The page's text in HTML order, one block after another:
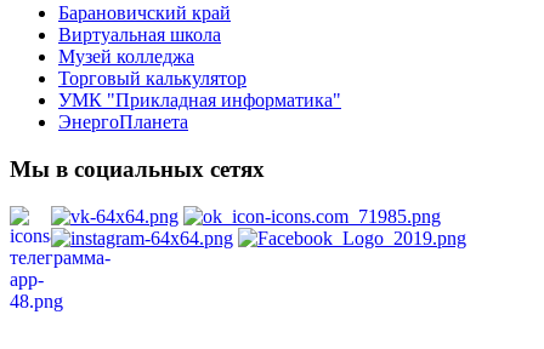
Барановичский край
Виртуальная школа
Музей колледжа
Торговый калькулятор
УМК "Прикладная информатика"
ЭнергоПланета
Мы в социальных сетях